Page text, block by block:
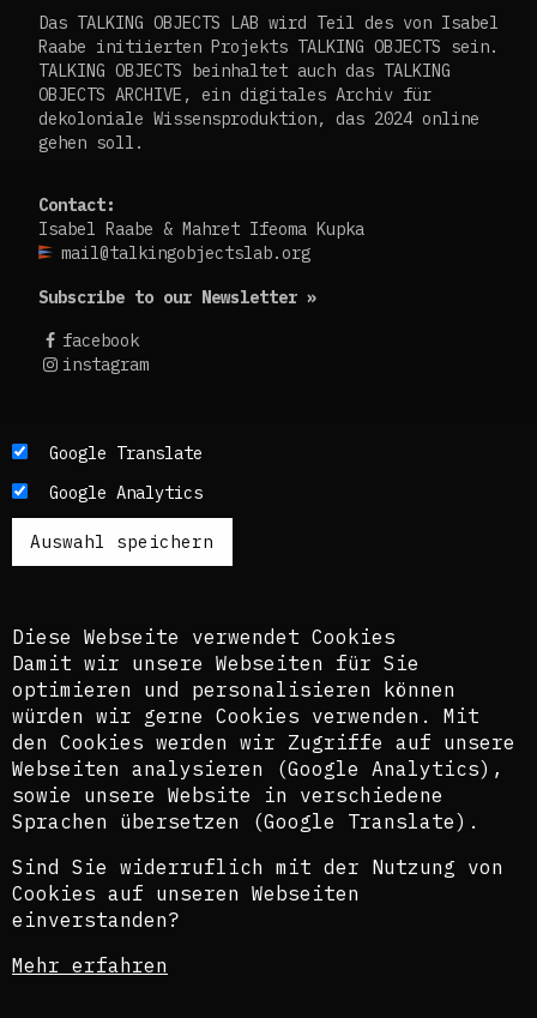
Das TALKING OBJECTS LAB wird Teil des von Isabel
Raabe initiierten Projekts TALKING OBJECTS sein.
TALKING OBJECTS beinhaltet auch das TALKING
OBJECTS ARCHIVE, ein digitales Archiv für
dekoloniale Wissensproduktion, das 2024 online
gehen soll.
Contact:
Isabel Raabe & Mahret Ifeoma Kupka
mail@talkingobjectslab.org
Subscribe to our Newsletter »
facebook
instagram
Die Texte dieses Blogs werden in der Regel auf
Englisch und Deutsch, perspektivisch auch auf
Französisch publiziert. Um einen möglichst
breiten Zugang zu ermöglichen, nutzen wir
zusätzlich ein automatisches Übersetzungstool.
Es ist dem kuratorischen Team bewusst, dass
werden.
The texts of this blog are usually published in
English and German, perspectively also in
French. In order to provide the widest possible
access, we also use an automatic translation
tool. The curatorial team is aware that these
translations do not in all cases do justice to
©Isabel Raabe 2021
Google Translate
Google Analytics
Diese Webseite verwendet Cookies
Damit wir unsere Webseiten für Sie
optimieren und personalisieren können
würden wir gerne Cookies verwenden. Mit
den Cookies werden wir Zugriffe auf unsere
Webseiten analysieren (Google Analytics),
sowie unsere Website in verschiedene
Sprachen übersetzen (Google Translate).
Sind Sie widerruflich mit der Nutzung von
Cookies auf unseren Webseiten
einverstanden?
Mehr erfahren